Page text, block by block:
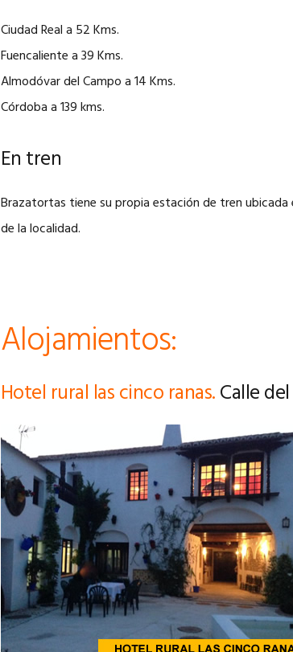
Ciudad Real a 52 Kms.
Fuencaliente a 39 Kms.
Almodóvar del Campo a 14 Kms.
Córdoba a 139 kms.
En tren
Brazatortas tiene su propia estación de tren
de la localidad.
Alojamientos:
Hotel rural las cinco ranas.Calle